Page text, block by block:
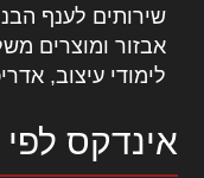
שירותים לענף
אבזור ומוצרים
לימודי עיצוב,
אינדקס לפי